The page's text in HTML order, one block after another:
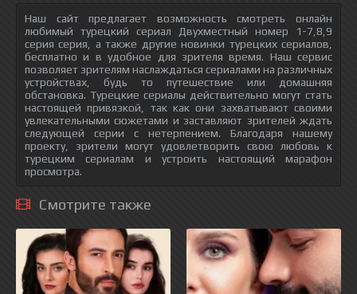
Наш сайт предлагает возможность смотреть онлайн
любимый турецкий сериал Двухместный номер 1-7,8,9
серия серия, а также другие новинки турецких сериалов,
бесплатно и в удобное для зрителя время. Наш сервис
позволяет зрителям наслаждаться сериалами на различных
устройствах, будь то путешествие или домашняя
обстановка. Турецкие сериалы действительно могут стать
настоящей привязкой, так как они захватывают своими
увлекательными сюжетами и заставляют зрителей ждать
следующей серии с нетерпением. Благодаря нашему
проекту, зрители могут удовлетворить свою любовь к
турецким сериалам и устроить настоящий марафон
просмотра.
Смотрите также